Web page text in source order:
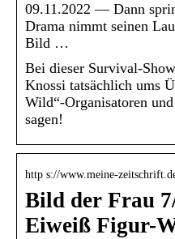
09.11.2022 — Dann
Drama nimmt seinen
Bild …
Bei dieser Survival-
Knossi tatsächlich ums
Wild“-Organisatoren
sagen!
http s://www.meine-
Bild der Frau
Eiweiß Figur-